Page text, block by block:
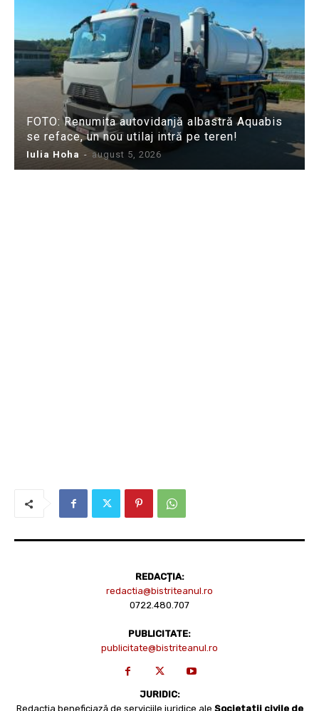
FOTO: Renumita autovidanjă albastră Aquabis
se reface, un nou utilaj intră pe teren!
Iulia Hoha - august 5, 2026
REDACȚIA:
redactia@bistriteanul.ro
0722.480.707
PUBLICITATE:
publicitate@bistriteanul.ro
JURIDIC:
Redacția beneficiază de serviciile juridice ale Societatii civile de